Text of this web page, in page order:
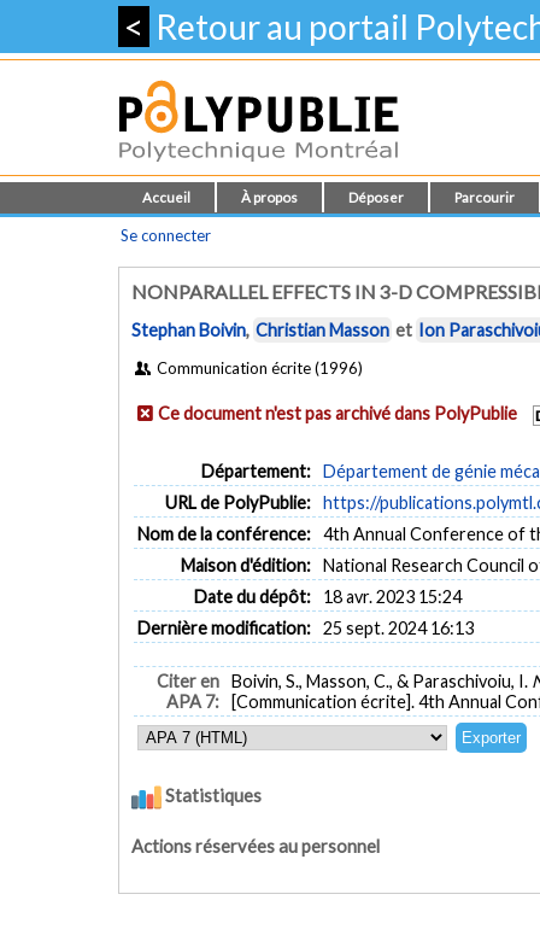
< Retour au portail
Accueil À propos Déposer Parcourir
Se connecter
NONPARALLEL EFFECTS IN 3-D
Stephan Boivin, Christian Masson et Ion
Communication écrite (1996)
Ce document n'est pas archivé dans PolyPublie
Département: Département de génie
URL de PolyPublie: https://
Nom de la conférence: 4th Annual Conference of
Maison d'édition: National Research Council
Date du dépôt:
18 avr. 2023 15:24
Dernière modification: 25 sept. 2024 16:13
Citer en
APA 7:
Boivin, S., Masson, C., & Paraschivoiu, I.
[Communication écrite]. 4th Annual
Statistiques
Actions réservées au personnel